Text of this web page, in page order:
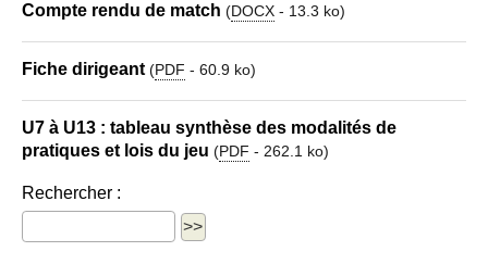
Compte rendu de match (DOCX - 13.3 ko)
Fiche dirigeant (PDF - 60.9 ko)
U7 à U13 : tableau synthèse des modalités de
pratiques et lois du jeu (PDF - 262.1 ko)
Rechercher :